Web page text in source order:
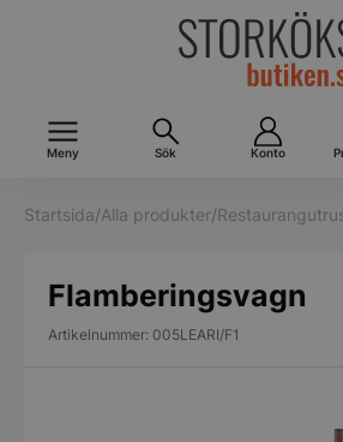
Meny Sök Konto
Startsida/Alla produkter/
Flamberingsvagn
Artikelnummer: 005LEARI/F1